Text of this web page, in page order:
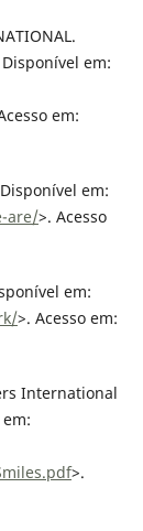
em:
em:
Disponível em:
are/>. Acesso
em:
>. Acesso em:
International
>.